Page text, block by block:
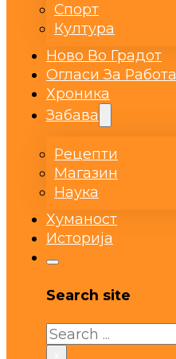
Спорт
Култура
Ново Во Градот
Огласи За Работа
Хроника
Забава
Рецепти
Магазин
Наука
Хуманост
Историја
Search site
Search